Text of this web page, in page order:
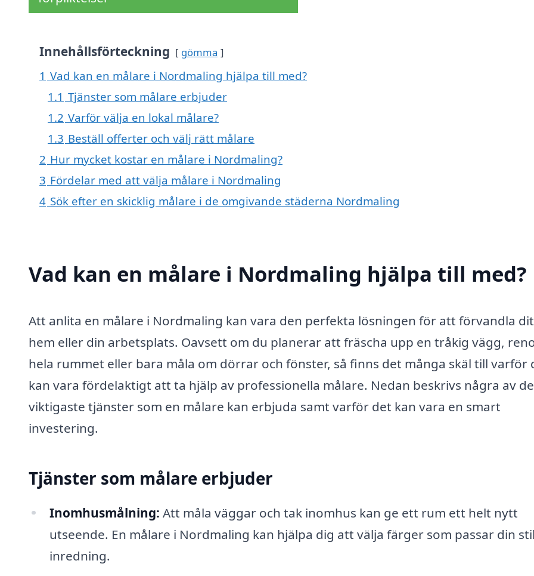
Innehållsförteckning gömma
1 Vad kan en målare i Nordmaling hjälpa till med?
1.1 Tjänster som målare erbjuder
1.2 Varför välja en lokal målare?
1.3 Beställ offerter och välj rätt målare
2 Hur mycket kostar en målare i Nordmaling?
3 Fördelar med att välja målare i Nordmaling
4 Sök efter en skicklig målare i de omgivande städerna Nordmaling
Vad kan en målare i Nordmaling hjälpa till med?
Att anlita en målare i Nordmaling kan vara den perfekta lösningen för att förvandla
hem eller din arbetsplats. Oavsett om du planerar att fräscha upp en tråkig vägg,
hela rummet eller bara måla om dörrar och fönster, så finns det många skäl till varför
kan vara fördelaktigt att ta hjälp av professionella målare. Nedan beskrivs några av de
viktigaste tjänster som en målare kan erbjuda samt varför det kan vara en smart
investering.
Tjänster som målare erbjuder
Inomhusmålning: Att måla väggar och tak inomhus kan ge ett rum ett helt nytt
utseende. En målare i Nordmaling kan hjälpa dig att välja färger som passar din
inredning.